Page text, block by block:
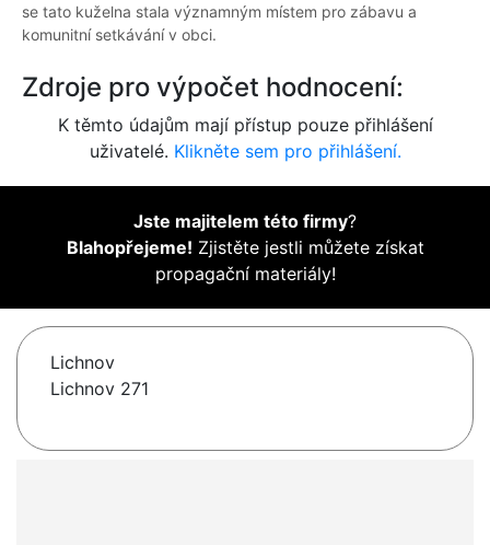
se tato kuželna stala významným místem pro zábavu a
komunitní setkávání v obci.
Zdroje pro výpočet hodnocení:
K těmto údajům mají přístup pouze přihlášení
uživatelé. Klikněte sem pro přihlášení.
Jste majitelem této firmy?
Blahopřejeme! Zjistěte jestli můžete získat
propagační materiály!
Lichnov
Lichnov 271